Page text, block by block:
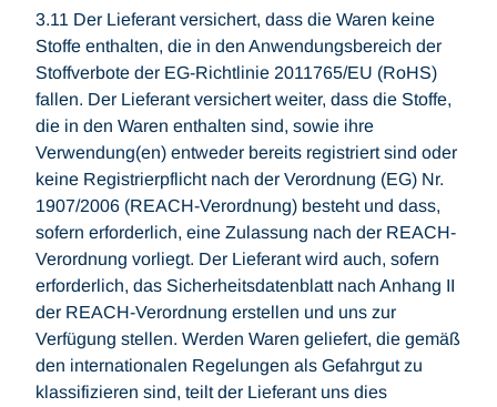
3.11 Der Lieferant versichert, dass die Waren keine
Stoffe enthalten, die in den Anwendungsbereich der
Stoffverbote der EG-Richtlinie 2011765/EU (RoHS)
fallen. Der Lieferant versichert weiter, dass die Stoffe,
die in den Waren enthalten sind, sowie ihre
Verwendung(en) entweder bereits registriert sind oder
keine Registrierpflicht nach der Verordnung (EG) Nr.
1907/2006 (REACH-Verordnung) besteht und dass,
sofern erforderlich, eine Zulassung nach der REACH-
Verordnung vorliegt. Der Lieferant wird auch, sofern
erforderlich, das Sicherheitsdatenblatt nach Anhang II
der REACH-Verordnung erstellen und uns zur
Verfügung stellen. Werden Waren geliefert, die gemäß
den internationalen Regelungen als Gefahrgut zu
klassifizieren sind, teilt der Lieferant uns dies